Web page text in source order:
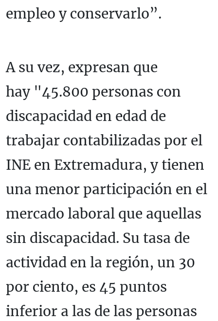
empleo y conservarlo”.
A su vez, expresan que
hay "45.800 personas con
discapacidad en edad de
trabajar contabilizadas por el
INE en Extremadura, y tienen
una menor participación en el
mercado laboral que aquellas
sin discapacidad. Su tasa de
actividad en la región, un 30
por ciento, es 45 puntos
inferior a las de las personas